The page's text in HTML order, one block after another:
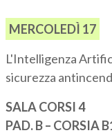
MERCOLEDÌ 17
L'Intelligenza
sicurezza
SALA CORSI 4
PAD. B – CORSIA